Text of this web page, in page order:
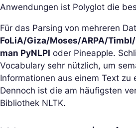
Anwendungen ist Polyglot die
Für das Parsing von mehreren
FoLiA/Giza/Moses/ARPA/
man PyNLPI oder Pineapple.
Vocabulary sehr nützlich, um
Informationen aus einem Text zu
Dennoch ist die am häufigsten
Bibliothek NLTK.